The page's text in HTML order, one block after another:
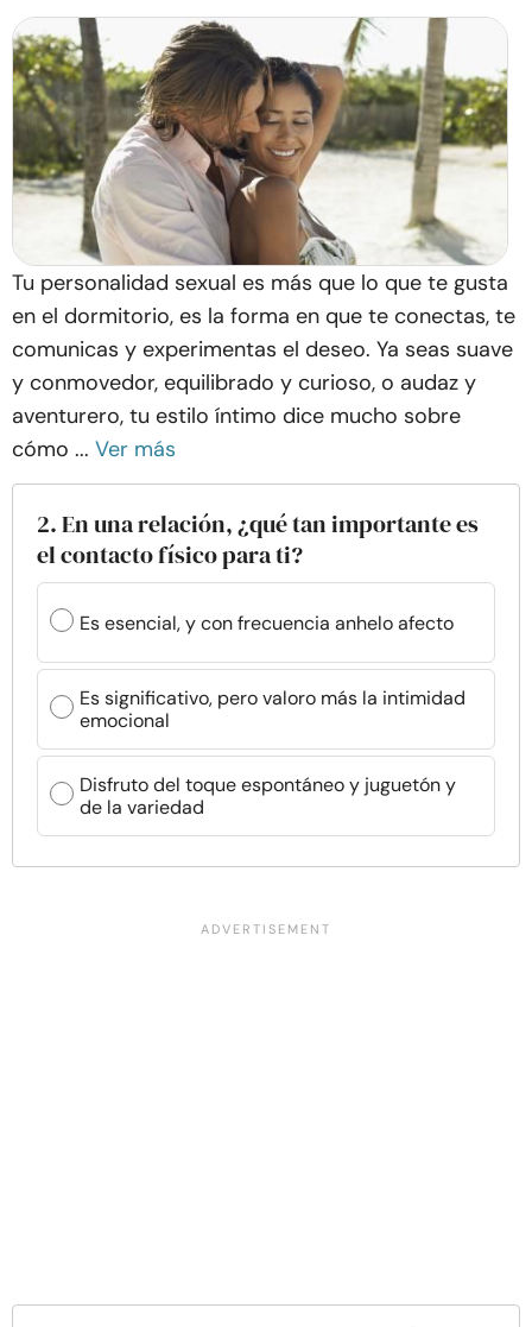
Tu personalidad sexual es más que lo que te gusta
en el dormitorio, es la forma en que te conectas, te
comunicas y experimentas el deseo. Ya seas suave
y conmovedor, equilibrado y curioso, o audaz y
aventurero, tu estilo íntimo dice mucho sobre
cómo ... Ver más
2. En una relación, ¿qué tan importante es
el contacto físico para ti?
Es esencial, y con frecuencia anhelo afecto
Es significativo, pero valoro más la intimidad
emocional
Disfruto del toque espontáneo y juguetón y
de la variedad